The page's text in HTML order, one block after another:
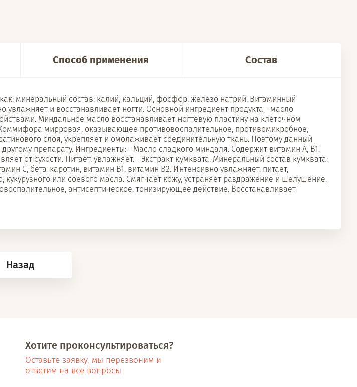
Способ применения Состав
минеральный состав: калий, кальций, фосфор, железо натрий. Витаминный
и восстанавливает ногти. Основной ингредиент продукта - масло
Миндальное масло восстанавливает ногтевую пластину на клеточном
мирровая, оказывающее противовоспалительное, противомикробное,
слоя, укрепляет и омолаживает соединительную ткань. Поэтому данный
препарату. Ингредиенты: - Масло сладкого миндаля. Содержит витамин А, В1,
от сухости. Питает, увлажняет. - Экстракт кумквата. Минеральный состав кумквата:
С, бета-каротин, витамин В1, витамин В2. Интенсивно увлажняет, питает,
или соевого масла. Смягчает кожу, устраняет раздражение и шелушение,
антисептическое, тонизирующее действие. Восстанавливает
Назад
Хотите проконсультироваться?
Оставьте заявку, мы перезвоним и
ответим на все вопросы